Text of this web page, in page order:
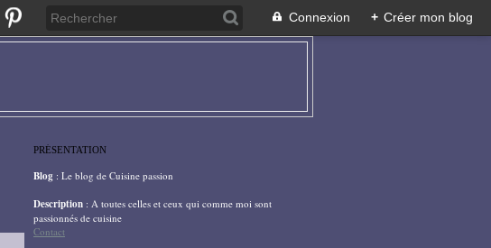
Connexion + Créer mon blog
PRÉSENTATION
Blog : Le blog de Cuisine passion
Description : A toutes celles et ceux qui comme moi sont
passionnés de cuisine
Contact